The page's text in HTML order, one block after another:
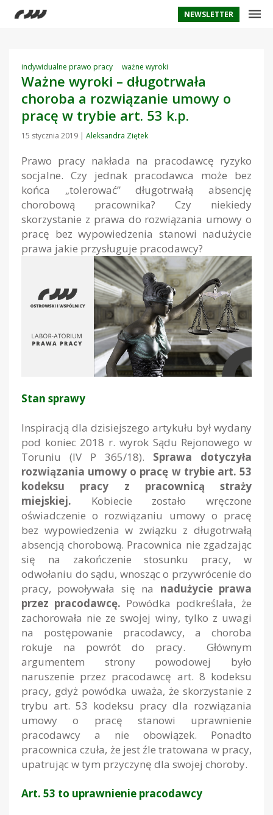
NEWSLETTER
indywidualne prawo pracy ważne wyroki
Ważne wyroki – długotrwała
choroba a rozwiązanie umowy o
pracę w trybie art. 53 k.p.
15 stycznia 2019 | Aleksandra Ziętek
Prawo pracy nakłada na pracodawcę ryzyko
socjalne. Czy jednak pracodawca może bez
końca „tolerować” długotrwałą absencję
chorobową pracownika? Czy niekiedy
skorzystanie z prawa do rozwiązania umowy o
pracę bez wypowiedzenia stanowi nadużycie
prawa jakie przysługuje pracodawcy?
Stan sprawy
Inspiracją dla dzisiejszego artykułu był wydany
pod koniec 2018 r. wyrok Sądu Rejonowego w
Toruniu (IV P 365/18). Sprawa dotyczyła
rozwiązania umowy o pracę w trybie art. 53
kodeksu pracy z pracownicą straży
miejskiej. Kobiecie zostało wręczone
oświadczenie o rozwiązaniu umowy o pracę
bez wypowiedzenia w związku z długotrwałą
absencją chorobową. Pracownica nie zgadzając
się na zakończenie stosunku pracy, w
odwołaniu do sądu, wnosząc o przywrócenie do
pracy, powoływała się na nadużycie prawa
przez pracodawcę. Powódka podkreślała, że
zachorowała nie ze swojej winy, tylko z uwagi
na postępowanie pracodawcy, a choroba
rokuje na powrót do pracy. Głównym
argumentem strony powodowej było
naruszenie przez pracodawcę art. 8 kodeksu
pracy, gdyż powódka uważa, że skorzystanie z
trybu art. 53 kodeksu pracy dla rozwiązania
umowy o pracę stanowi uprawnienie
pracodawcy a nie obowiązek. Ponadto
pracownica czuła, że jest źle tratowana w pracy,
upatrując w tym przyczynę dla swojej choroby.
Art. 53 to uprawnienie pracodawcy